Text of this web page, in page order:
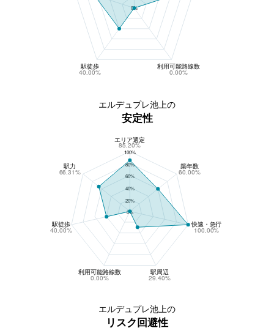
0%
駅徒歩
40.00%
利用可能路線数
0.00%
エルデュプレ池上の
安定性
100%
80%
60%
40%
20%
0%
エリア選定
85.20%
駅力
66.31%
駅徒歩
40.00%
利用可能路線数
0.00%
駅周辺
29.40%
快速・急行
100.00%
築年数
60.00%
エルデュプレ池上の
リスク回避性